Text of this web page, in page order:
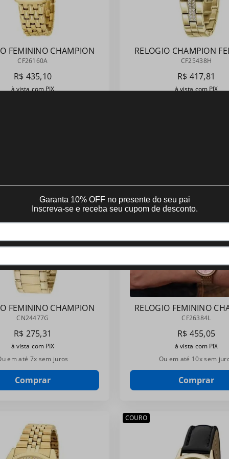
FEMININO CHAMPION
MOSTRADOR AZUL
CF26160A
R$ 435,10
à vista com PIX
RELOGIO CHAMPION
DOURADOCF25438H
R$ 417,81
à vista com PIX
FEMININO CHAMPION
CN24477G
CN24477G
R$ 275,31
à vista com PIX
em até 7x sem juros
Comprar
RELOGIO FEMININO
CF26384L
CF26384L
R$ 455,05
à vista com PIX
Ou em até 10x sem
Comprar
COURO